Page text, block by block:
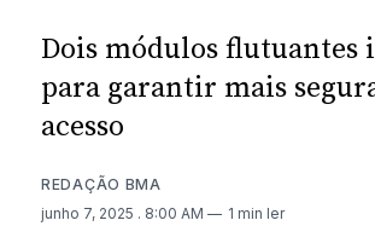
Dois módulos
para garantir mais
acesso
REDAÇÃO BMA
junho 7, 2025 . 8:00 AM 1 min ler